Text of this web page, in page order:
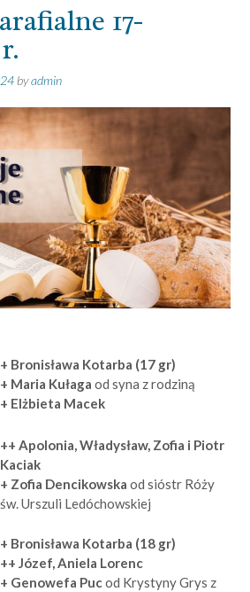
17-
byadmin
+ Bronisława Kotarba (17 gr)
+ Maria Kułaga od syna z rodziną
+ Elżbieta Macek
++ Apolonia, Władysław, Zofia i Piotr
Kaciak
+ Zofia Dencikowska od sióstr Róży
św. Urszuli Ledóchowskiej
+ Bronisława Kotarba (18 gr)
++ Józef, Aniela Lorenc
+ Genowefa Pucod Krystyny Grys z